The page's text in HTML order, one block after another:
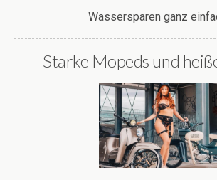
Wassersparen ganz
Starke Mopeds und